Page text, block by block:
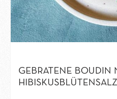
GEBRATENE BOUDIN
HIBISKUSBLÜTENSALZ